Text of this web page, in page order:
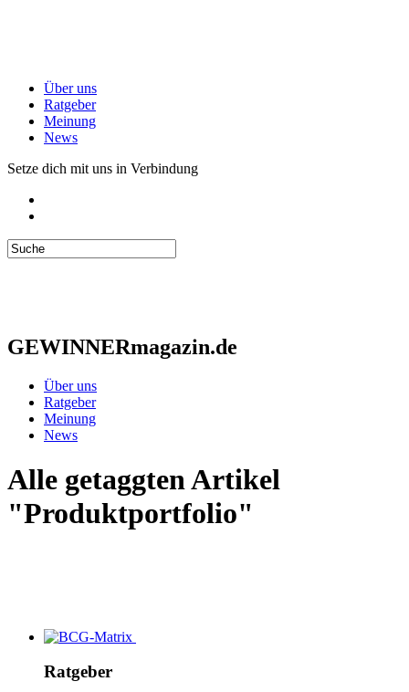
Über uns
Ratgeber
Meinung
News
Setze dich mit uns in Verbindung
GEWINNERmagazin.de
Über uns
Ratgeber
Meinung
News
Alle getaggten Artikel
"Produktportfolio"
Ratgeber